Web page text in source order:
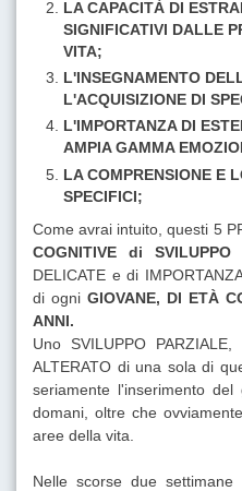
LA CAPACITÀ DI
SIGNIFICATIVI DALLE
VITA;
L'INSEGNAMENTO
L'ACQUISIZIONE DI
L'IMPORTANZA DI
AMPIA GAMMA
LA COMPRENSIONE E
SPECIFICI;
Come avrai intuito, questi 5
COGNITIVE di SVILUPPO
DELICATE e di
di ogni GIOVANE, DI ETÀ
ANNI.
Uno SVILUPPO
ALTERATO di una sola di
seriamente l'inserimento
domani, oltre che
aree della vita.
Nelle scorse due